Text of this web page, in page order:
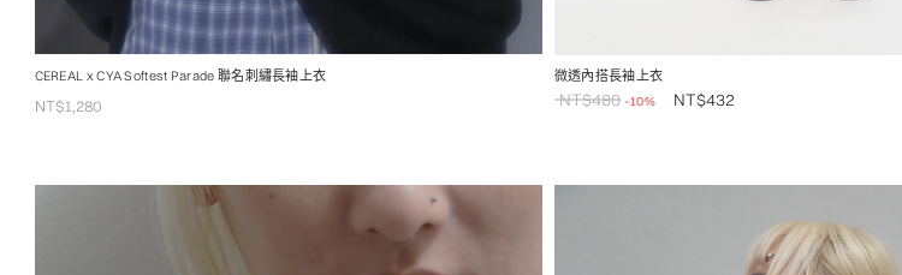
CEREAL x CYA Softest Parade 聯名刺繡長袖上衣
NT$1,280
微透內搭長袖上衣
NT$480 -10% NT$432